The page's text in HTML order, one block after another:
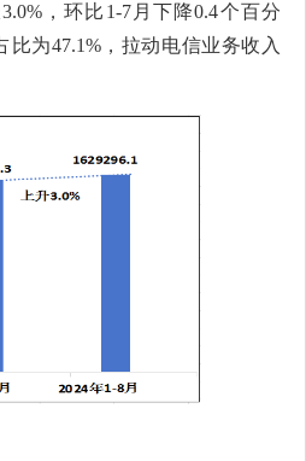
3.0%，环比 1-7月下降0.4个百分
比为47.1%，拉动电信业务收入